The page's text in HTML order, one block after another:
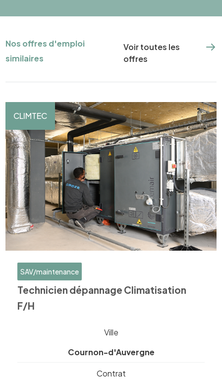
Nos offres d'emploi
similaires
Voir toutes les
offres
CLIMTEC
SAV/maintenance
Technicien dépannage Climatisation
F/H
Ville
Cournon-d'Auvergne
Contrat